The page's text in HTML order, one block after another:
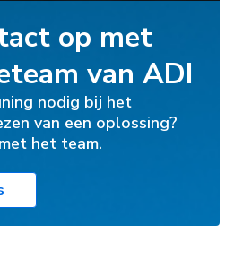
op met
van ADI
nodig bij het
van een oplossing?
het team.